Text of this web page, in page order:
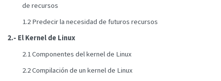
de recursos
1.2 Predecir la necesidad de futuros recursos
2.- El Kernel de Linux
2.1 Componentes del kernel de Linux
2.2 Compilación de un kernel de Linux